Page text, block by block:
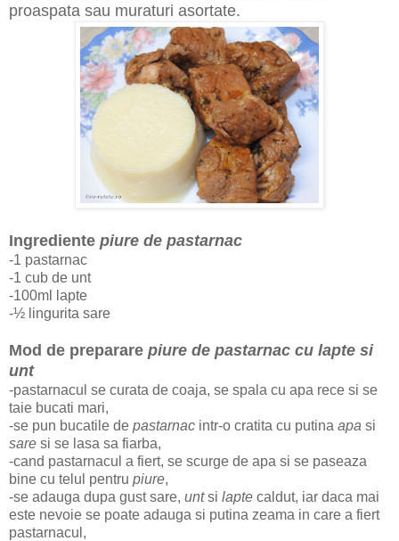
proaspata sau muraturi asortate.
Ingrediente piure de pastarnac
-1 pastarnac
-1 cub de unt
-100ml lapte
-½ lingurita sare
Mod de preparare piure de pastarnac cu lapte si
unt
-pastarnacul se curata de coaja, se spala cu apa rece si se
taie bucati mari,
-se pun bucatile de pastarnac intr-o cratita cu putina apa si
sare si se lasa sa fiarba,
-cand pastarnacul a fiert, se scurge de apa si se paseaza
bine cu telul pentru piure,
-se adauga dupa gust sare, untsi lapte caldut, iar daca mai
este nevoie se poate adauga si putina zeama in care a fiert
pastarnacul,